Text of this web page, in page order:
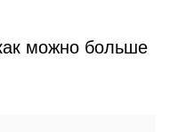
можно больше